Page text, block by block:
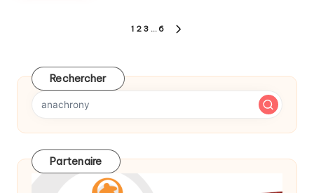
publications
1 2 3 … 6
Rechercher
Partenaire